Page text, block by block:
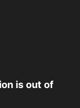
is out of